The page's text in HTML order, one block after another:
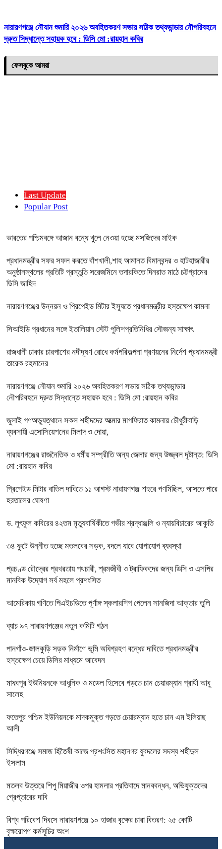
নারায়ণগঞ্জে নৌযান শুমারি ২০২৬ অবহিতকরণ সভায় সঠিক তথ্যভান্ডার নৌপরিবহনে
দ্রুত সিদ্ধান্তে সহায়ক হবে : ডিসি মো :রায়হান কবির
ফেসবুকে আমরা
Last Update
Popular Post
ভারতের পশ্চিমবঙ্গে আজান বন্ধে খুলে নেওয়া হচ্ছে মসজিদের মাইক
প্রধানমন্ত্রীর সফর সফল করতে বাঁশখালী,শাহ আমানত বিমানবন্দর ও হাটহাজারীর
অনুষ্ঠানস্থলের প্রতিটি প্রস্তুতি সরেজমিনে তদারকিতে দিনরাত মাঠে চট্টগ্রামের
ডিসি জাহিদ
নারায়ণগঞ্জের উন্নয়ন ও প্রিপেইড মিটার ইস্যুতে প্রধানমন্ত্রীর হস্তক্ষেপ কামনা
সিআইডি প্রধানের সঙ্গে ইতালিয়ান স্টেট পুলিশপ্রতিনিধির সৌজন্য সাক্ষাৎ
রাজধানী ঢাকার চারপাশের নদীদূষণ রোধে কর্মপরিকল্পনা প্রণয়নের নির্দেশ প্রধানমন্ত্রী
তারেক রহমানের
নারায়ণগঞ্জে নৌযান শুমারি ২০২৬ অবহিতকরণ সভায় সঠিক তথ্যভান্ডার
নৌপরিবহনে দ্রুত সিদ্ধান্তে সহায়ক হবে : ডিসি মো :রায়হান কবির
জুলাই গণঅভ্যুত্থানে সকল শহীদদের আত্মার মাগফিরাত কামনায় চৌধুরীবাড়ি
ব্যবসায়ী এসোসিয়েশনের মিলাদ ও দোয়া,
নারায়ণগঞ্জের রাজনৈতিক ও ধর্মীয় সম্প্রীতি অন্য জেলার জন্য উজ্জ্বল দৃষ্টান্ত: ডিসি
মো :রায়হান কবির
প্রিপেইড মিটার বাতিল দাবিতে ১১ আগস্ট নারায়ণগঞ্জ শহরে গণমিছিল, আসতে পারে
হরতালের ঘোষণা
ড. লুৎফুল কবিরের ৪২তম মৃত্যুবার্ষিকীতে গভীর শ্রদ্ধাঞ্জলি ও ন্যায়বিচারের আকুতি
৩৪ ফুটে উন্নীত হচ্ছে মতলবের সড়ক, বদলে যাবে যোগাযোগ ব্যবস্থা
প্রচণ্ড রৌদ্রের প্রখরতায় পথচারী, শ্রমজীবী ও ট্রাফিকদের জন্য ডিসি ও এসপির
মানবিক উদ্যোগ সর্ব মহলে প্রশংসিত
আমেরিকায় গণিতে পিএইচডিতে পূর্ণাঙ্গ স্কলারশিপ পেলেন সানজিদা আক্তার তুলি
ব্যাচ ৯৭ নারায়ণগঞ্জের নতুন কমিটি গঠন
পানগাঁও-জালকুড়ি সড়ক নির্মাণে ভূমি অধিগ্রহণ বন্ধের দাবিতে প্রধানমন্ত্রীর
হস্তক্ষেপ চেয়ে ডিসির মাধ্যমে আবেদন
মাধবপুর ইউনিয়নকে আধুনিক ও মডেল হিসেবে গড়তে চান চেয়ারম্যান প্রার্থী আবু
সালেহ
ফতেপুর পশ্চিম ইউনিয়নকে মাদকমুক্ত গড়তে চেয়ারম্যান হতে চান এম ইলিয়াছ
আলী
সিদ্ধিরগঞ্জে‌ সমাজ হিতৈষী কাজে প্রশংসিত মহানগর যুবদলের সদস্য শহীদুল
ইসলাম
মতলব উত্তরে শিপু মিয়াজীর ওপর হামলার প্রতিবাদে মানববন্ধন, অভিযুক্তদের
গ্রেপ্তারের দাবি
বিশ্ব পরিবেশ দিবসে নারায়ণগঞ্জে ১০ হাজার বৃক্ষের চারা বিতরণ: ২৫ কোটি
বৃক্ষরোপণ কর্মসূচির অংশ